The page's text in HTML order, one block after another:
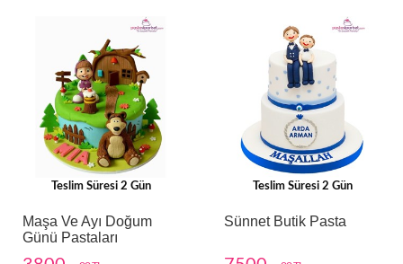
Teslim Süresi 2 Gün
Maşa Ve Ayı Doğum
Günü Pastaları
Teslim Süresi 2 Gün
Sünnet Butik Pasta